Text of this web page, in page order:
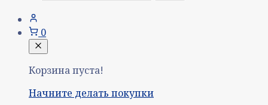
0
Корзина пуста!
Начните делать покупки